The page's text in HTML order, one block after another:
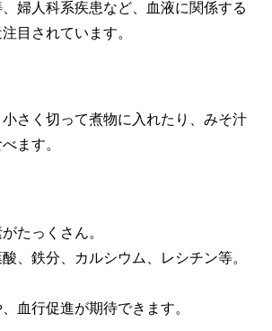
婦人科系疾患など、血液に関係する
目されています。
さく切って煮物に入れたり、みそ汁
ます。
たっくさん。
、鉄分、カルシウム、レシチン等。
血行促進が期待できます。